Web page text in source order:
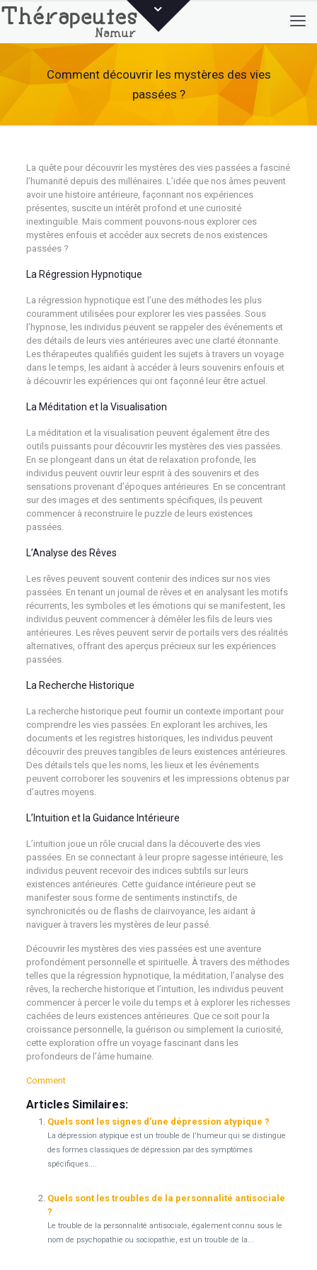
Comment découvrir les mystères des vies
passées ?
La quête pour découvrir les mystères des vies passées a fasciné
l’humanité depuis des millénaires. L’idée que nos âmes peuvent
avoir une histoire antérieure, façonnant nos expériences
présentes, suscite un intérêt profond et une curiosité
inextinguible. Mais comment pouvons-nous explorer ces
mystères enfouis et accéder aux secrets de nos existences
passées ?
La Régression Hypnotique
La régression hypnotique est l’une des méthodes les plus
couramment utilisées pour explorer les vies passées. Sous
l’hypnose, les individus peuvent se rappeler des événements et
des détails de leurs vies antérieures avec une clarté étonnante.
Les thérapeutes qualifiés guident les sujets à travers un voyage
dans le temps, les aidant à accéder à leurs souvenirs enfouis et
à découvrir les expériences qui ont façonné leur être actuel.
La Méditation et la Visualisation
La méditation et la visualisation peuvent également être des
outils puissants pour découvrir les mystères des vies passées.
En se plongeant dans un état de relaxation profonde, les
individus peuvent ouvrir leur esprit à des souvenirs et des
sensations provenant d’époques antérieures. En se concentrant
sur des images et des sentiments spécifiques, ils peuvent
commencer à reconstruire le puzzle de leurs existences
passées.
L’Analyse des Rêves
Les rêves peuvent souvent contenir des indices sur nos vies
passées. En tenant un journal de rêves et en analysant les motifs
récurrents, les symboles et les émotions qui se manifestent, les
individus peuvent commencer à démêler les fils de leurs vies
antérieures. Les rêves peuvent servir de portails vers des réalités
alternatives, offrant des aperçus précieux sur les expériences
passées.
La Recherche Historique
La recherche historique peut fournir un contexte important pour
comprendre les vies passées. En explorant les archives, les
documents et les registres historiques, les individus peuvent
découvrir des preuves tangibles de leurs existences antérieures.
Des détails tels que les noms, les lieux et les événements
peuvent corroborer les souvenirs et les impressions obtenus par
d’autres moyens.
L’Intuition et la Guidance Intérieure
L’intuition joue un rôle crucial dans la découverte des vies
passées. En se connectant à leur propre sagesse intérieure, les
individus peuvent recevoir des indices subtils sur leurs
existences antérieures. Cette guidance intérieure peut se
manifester sous forme de sentiments instinctifs, de
synchronicités ou de flashs de clairvoyance, les aidant à
naviguer à travers les mystères de leur passé.
Découvrir les mystères des vies passées est une aventure
profondément personnelle et spirituelle. À travers des méthodes
telles que la régression hypnotique, la méditation, l’analyse des
rêves, la recherche historique et l’intuition, les individus peuvent
commencer à percer le voile du temps et à explorer les richesses
cachées de leurs existences antérieures. Que ce soit pour la
croissance personnelle, la guérison ou simplement la curiosité,
cette exploration offre un voyage fascinant dans les
profondeurs de l’âme humaine.
Comment
Articles Similaires:
Quels sont les signes d’une dépression atypique ?
La dépression atypique est un trouble de l’humeur qui se distingue
des formes classiques de dépression par des symptômes
spécifiques....
Quels sont les troubles de la personnalité antisociale
?
Le trouble de la personnalité antisociale, également connu sous le
nom de psychopathie ou sociopathie, est un trouble de la...